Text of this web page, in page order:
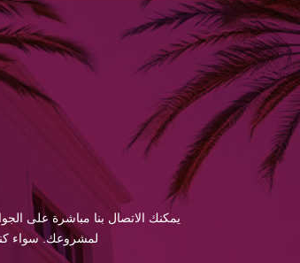
يمكنك الاتصال بنا مباشرة على
لمشروعك. سواء